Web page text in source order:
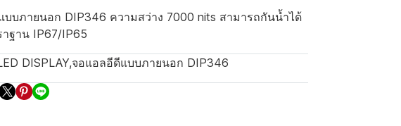
บบภายนอก DIP346 ความสว่าง 7000 nits สามารถกันน้ำได้
ฐาน IP67/IP65
DISPLAY,จอแอลอีดีแบบภายนอก DIP346